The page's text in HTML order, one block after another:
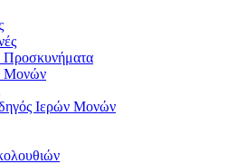
Προσκυνήματα
Μονών
Ιερών Μονών